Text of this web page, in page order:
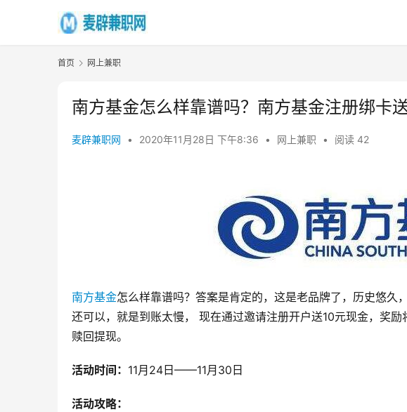
首页 网上兼职
南方基金怎么样靠谱吗？南方基金注册绑卡
麦辟兼职网 • 2020年11月28日 下午8:36 • 网上兼职 • 阅读 42
南方基金怎么样靠谱吗？答案是肯定的，这是老品牌了，历史悠久
还可以，就是到账太慢， 现在通过邀请注册开户送10元现金，奖
赎回提现。
活动时间： 11月24日——11月30日
活动攻略：